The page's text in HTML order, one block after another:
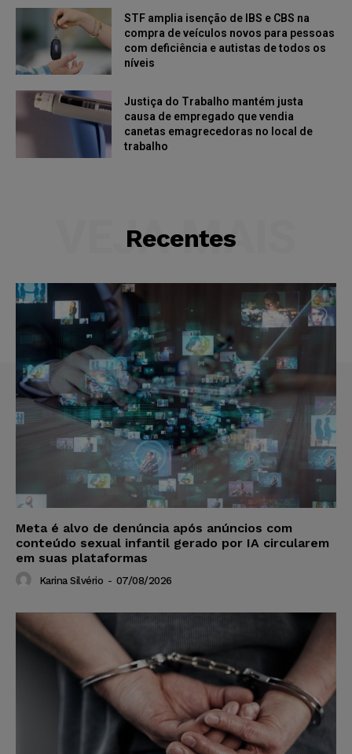
STF amplia isenção de IBS e CBS na
compra de veículos novos para pessoas
com deficiência e autistas de todos os
níveis
Justiça do Trabalho mantém justa
causa de empregado que vendia
canetas emagrecedoras no local de
trabalho
Recentes
VEJA MAIS
Meta é alvo de denúncia após anúncios com
conteúdo sexual infantil gerado por IA circularem
em suas plataformas
Karina Silvério - 07/08/2026